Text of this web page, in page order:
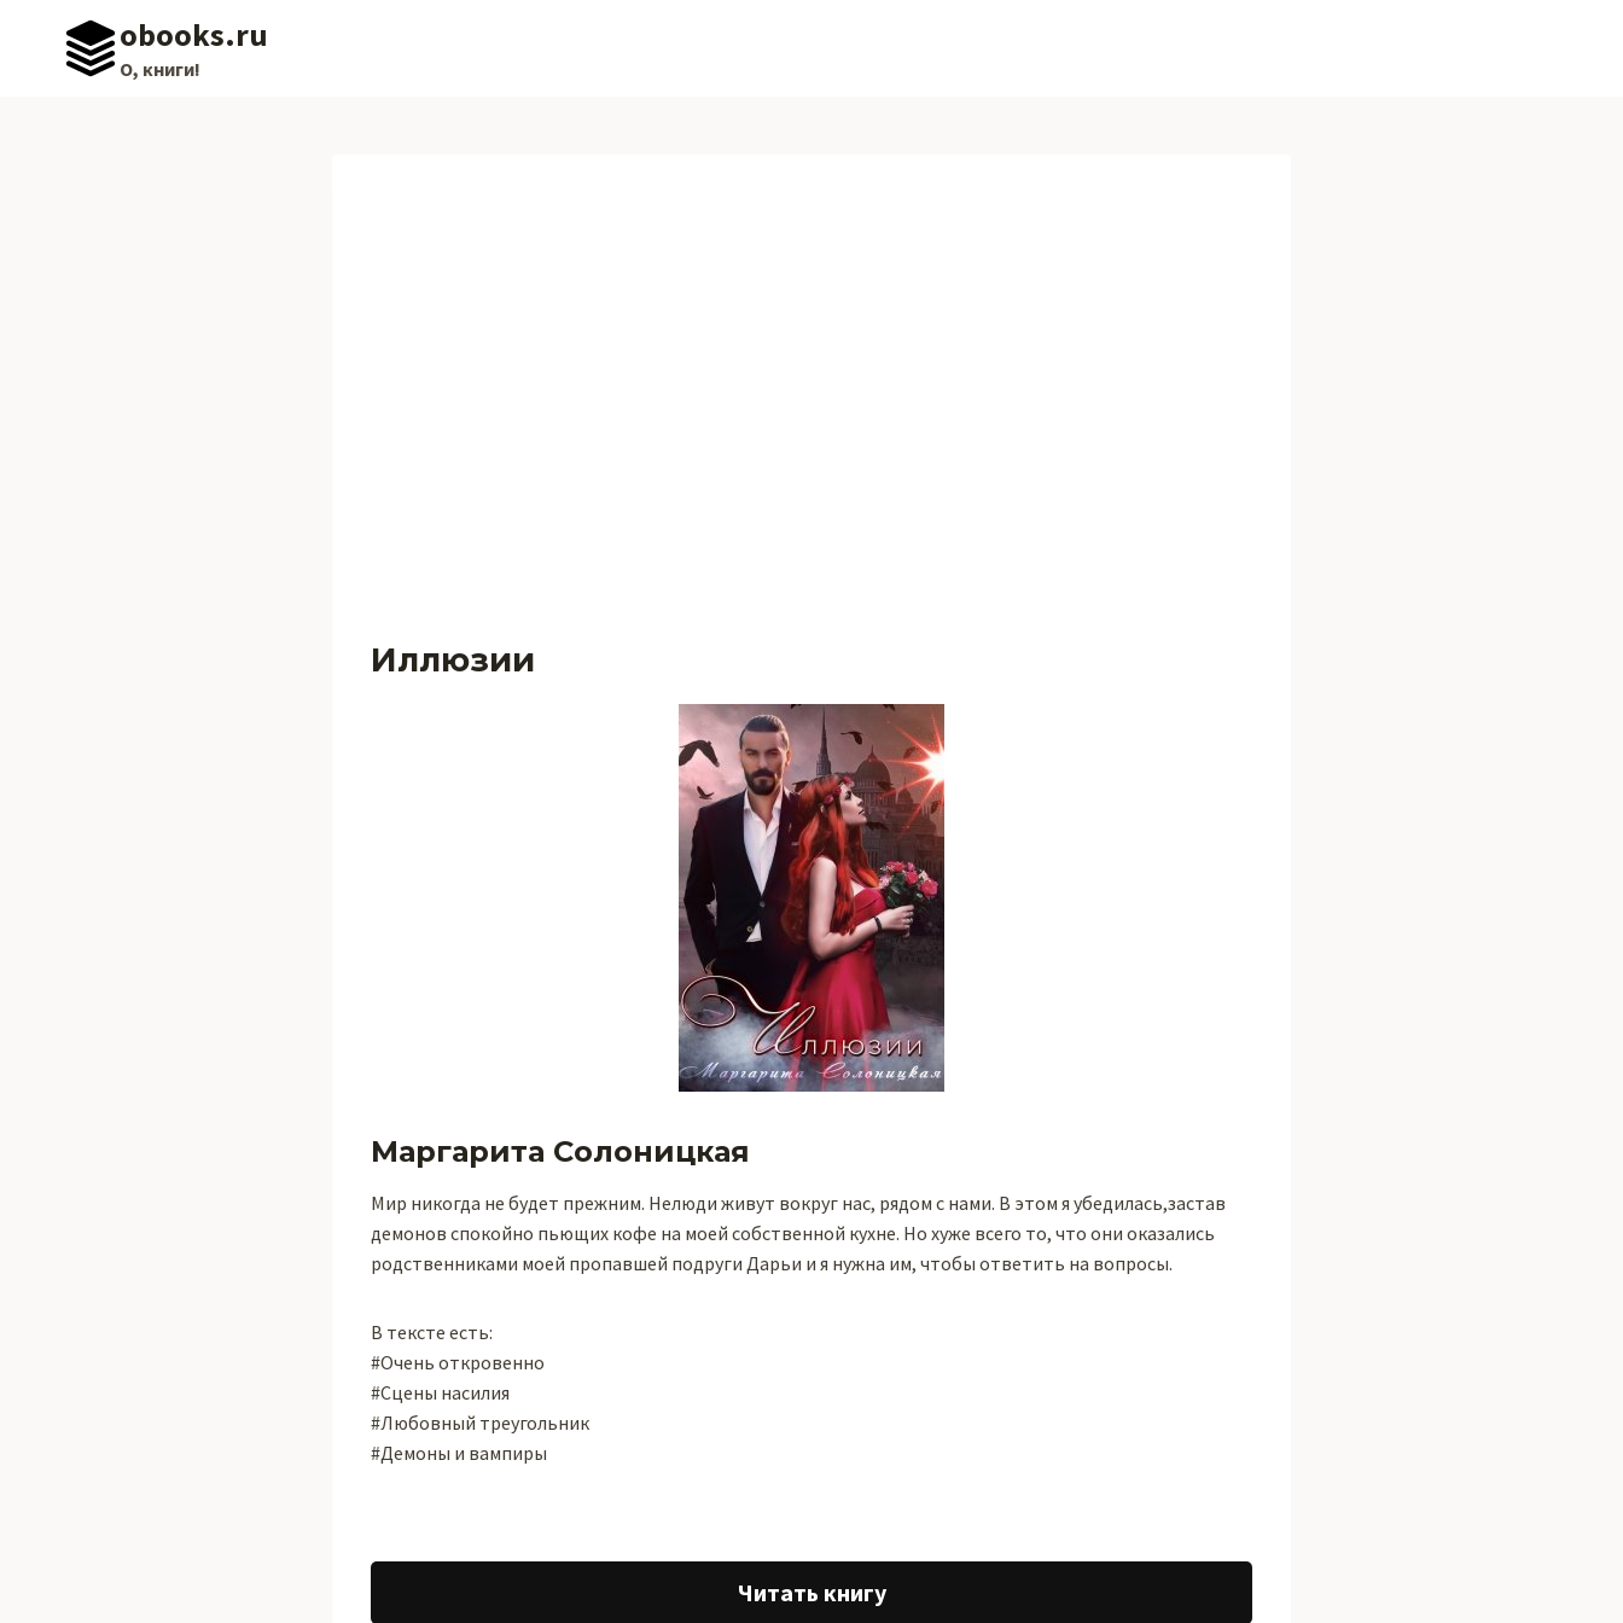
содержимому
obooks.ru
О, книги!
Иллюзии
Маргарита Солоницкая
Мир никогда не будет прежним. Нелюди живут вокруг нас, рядом с нами. В этом я убедилась,застав
демонов спокойно пьющих кофе на моей собственной кухне. Но хуже всего то, что они оказались
родственниками моей пропавшей подруги Дарьи и я нужна им, чтобы ответить на вопросы.
В тексте есть:
#Очень откровенно
#Сцены насилия
#Любовный треугольник
#Демоны и вампиры
Читать книгу